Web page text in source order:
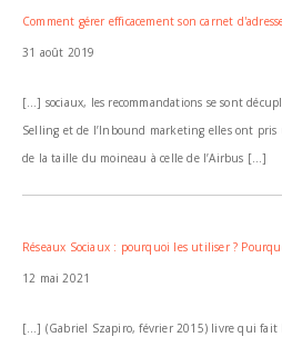
Comment gérer efficacement son carnet
31 août 2019
[…] sociaux, les recommandations se sont
Selling et de l’Inbound marketing elles ont
de la taille du moineau à celle de l’Airbus […]
Réseaux Sociaux : pourquoi les utiliser ?
12 mai 2021
[…] (Gabriel Szapiro, février 2015) livre qui fait